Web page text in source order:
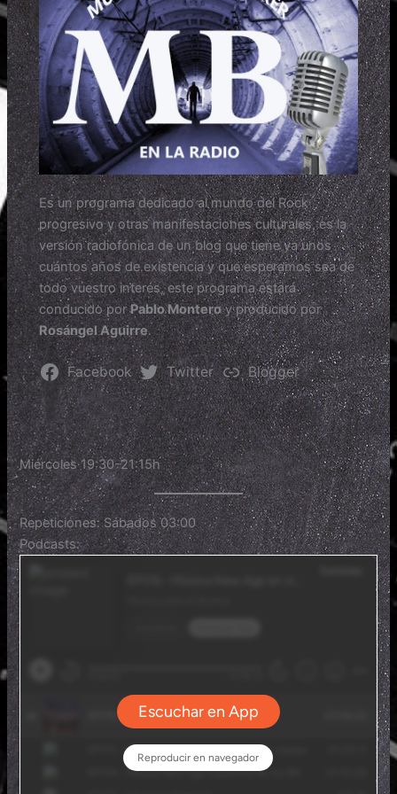
Es un programa dedicado al mundo del Rock
progresivo y otras manifestaciones culturales, es la
versión radiofónica de un blog que tiene ya unos
cuántos años de existencia y que esperamos sea de
todo vuestro interés, este programa estará
conducido porPablo Monteroy producido por
Rosángel Aguirre.
Facebook Twitter Blogger
Miércoles 19:30-21:15h
Repeticiones: Sábados 03:00
Podcasts: